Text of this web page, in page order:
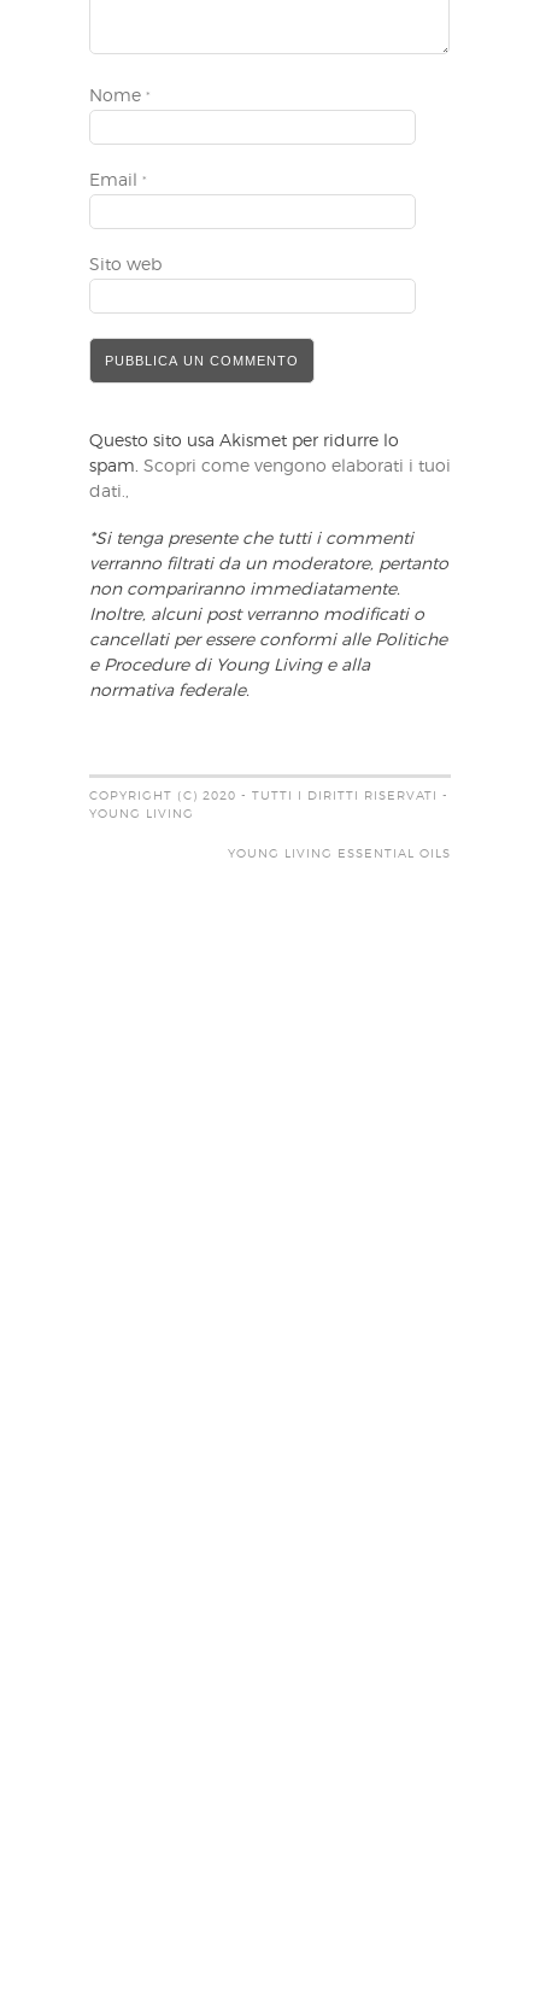
Nome *
Email *
Sito web
Questo sito usa Akismet per ridurre lo
spam. Scopri come vengono elaborati i tuoi
dati.,
*Si tenga presente che tutti i commenti
verranno filtrati da un moderatore, pertanto
non compariranno immediatamente.
Inoltre, alcuni post verranno modificati o
cancellati per essere conformi alle Politiche
e Procedure di Young Living e alla
normativa federale.
COPYRIGHT (C) 2020 - TUTTI I DIRITTI RISERVATI -
YOUNG LIVING
YOUNG LIVING ESSENTIAL OILS